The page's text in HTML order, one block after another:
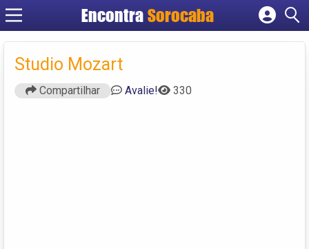
EncontraSorocaba
Cadastrar empresa
Studio Mozart
Compartilhar Avalie! 330